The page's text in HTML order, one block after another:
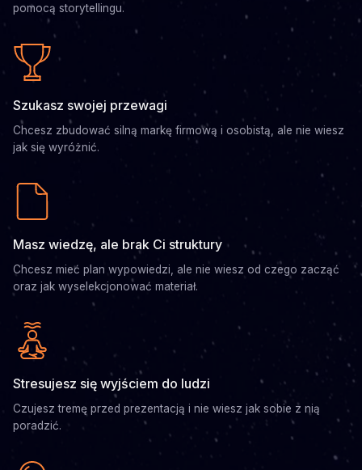
pomocą storytellingu.
Szukasz swojej przewagi
Chcesz zbudować silną markę firmową i osobistą, ale nie wiesz
jak się wyróżnić.
Masz wiedzę, ale brak Ci struktury
Chcesz mieć plan wypowiedzi, ale nie wiesz od czego zacząć
oraz jak wyselekcjonować materiał.
Stresujesz się wyjściem do ludzi
Czujesz tremę przed prezentacją i nie wiesz jak sobie z nią
poradzić.